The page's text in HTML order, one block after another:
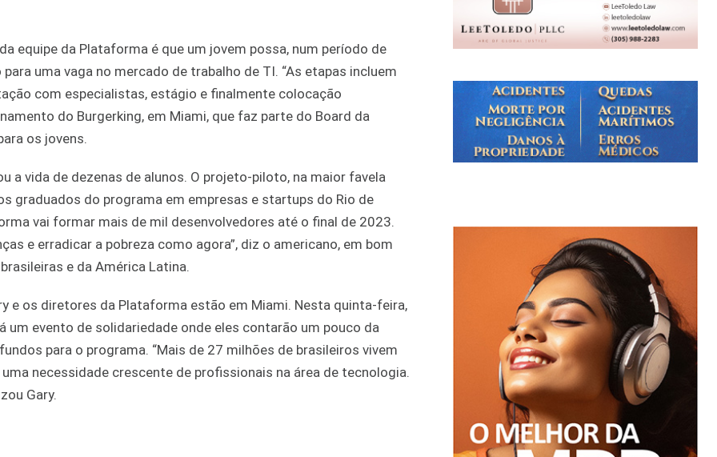
equipe da Plataforma é que um jovem possa, num período de
uma vaga no mercado de trabalho de TI. “As etapas incluem
com especialistas, estágio e finalmente colocação
do Burgerking, em Miami, que faz parte do Board da
os jovens.
a vida de dezenas de alunos. O projeto-piloto, na maior favela
graduados do programa em empresas e startups do Rio de
vai formar mais de mil desenvolvedores até o final de 2023.
e erradicar a pobreza como agora”, diz o americano, em bom
e da América Latina.
e os diretores da Plataforma estão em Miami. Nesta quinta-feira,
um evento de solidariedade onde eles contarão um pouco da
para o programa. “Mais de 27 milhões de brasileiros vivem
necessidade crescente de profissionais na área de tecnologia.
Gary.